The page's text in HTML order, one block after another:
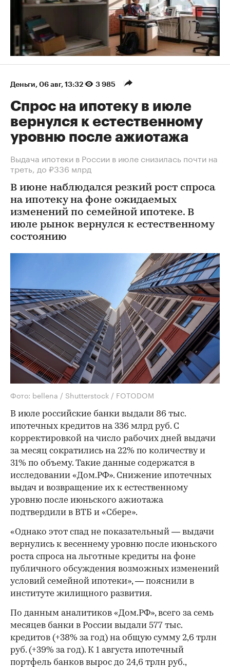
Деньги 06 авг, 13:32 3 985
Спрос на ипотеку в июле
вернулся к естественному
уровню после ажиотажа
Выдача ипотеки в России в июле снизилась почти на
треть, до ₽336 млрд
В июне наблюдался резкий рост спроса
на ипотеку на фоне ожидаемых
изменений по семейной ипотеке. В
июле рынок вернулся к естественному
состоянию
Фото: bellena / Shutterstock / FOTODOM
В июле российские банки выдали 86 тыс.
ипотечных кредитов на 336 млрд руб. С
корректировкой на число рабочих дней выдачи
за месяц сократились на 22% по количеству и
31% по объему. Такие данные содержатся в
исследовании «Дом.РФ». Снижение ипотечных
выдач и возвращение их к естественному
уровню после июньского ажиотажа
подтвердили в ВТБ и «Сбере».
«Однако этот спад не показательный — выдачи
вернулись к весеннему уровню после июньского
роста спроса на льготные кредиты на фоне
публичного обсуждения возможных изменений
условий семейной ипотеки», — пояснили в
институте жилищного развития.
По данным аналитиков «Дом.РФ», всего за семь
месяцев банки в России выдали 577 тыс.
кредитов (+38% за год) на общую сумму 2,6 трлн
руб. (+39% за год). К 1 августа ипотечный
портфель банков вырос до 24,6 трлн руб.,